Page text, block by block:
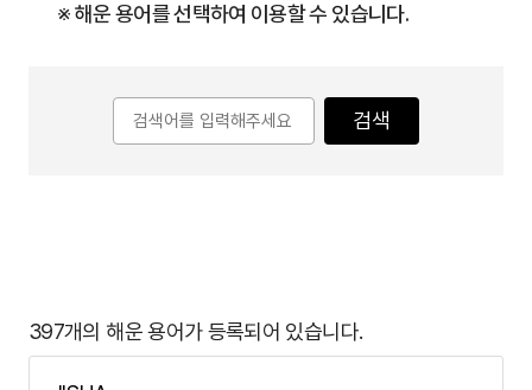
※ 해운 용어를 선택하여 이용할 수 있습니다.
검색
397개의 해운 용어가 등록되어 있습니다.